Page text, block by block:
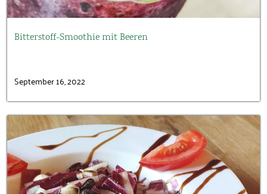
Bitterstoff-Smoothie mit Beeren
September 16, 2022